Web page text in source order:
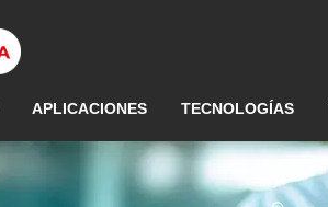
APLICACIONES TECNOLOGÍAS